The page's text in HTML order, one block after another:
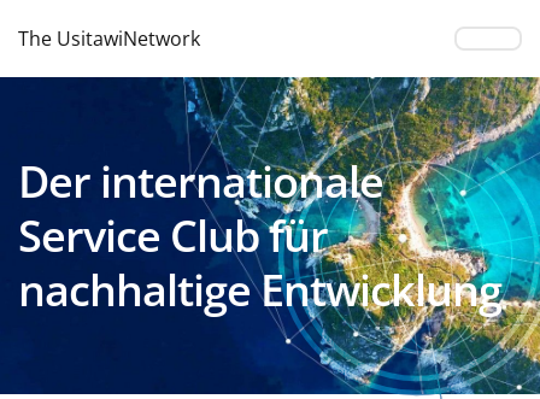
The UsitawiNetwork
Der internationale
Service Club für
nachhaltige Entwicklung